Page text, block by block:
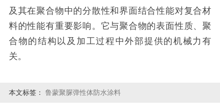
及其在聚合物中的分散性和界面结合性能对复合材
料的性能有重要影响。它与聚合物的表面性质、聚
合物的结构以及加工过程中外部提供的机械力有
关。
本文标签： 鲁蒙聚脲弹性体防水涂料